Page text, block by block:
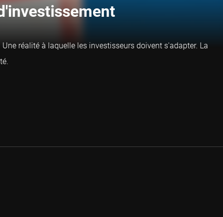
réalité à laquelle les investisseurs doivent s'adapter. La